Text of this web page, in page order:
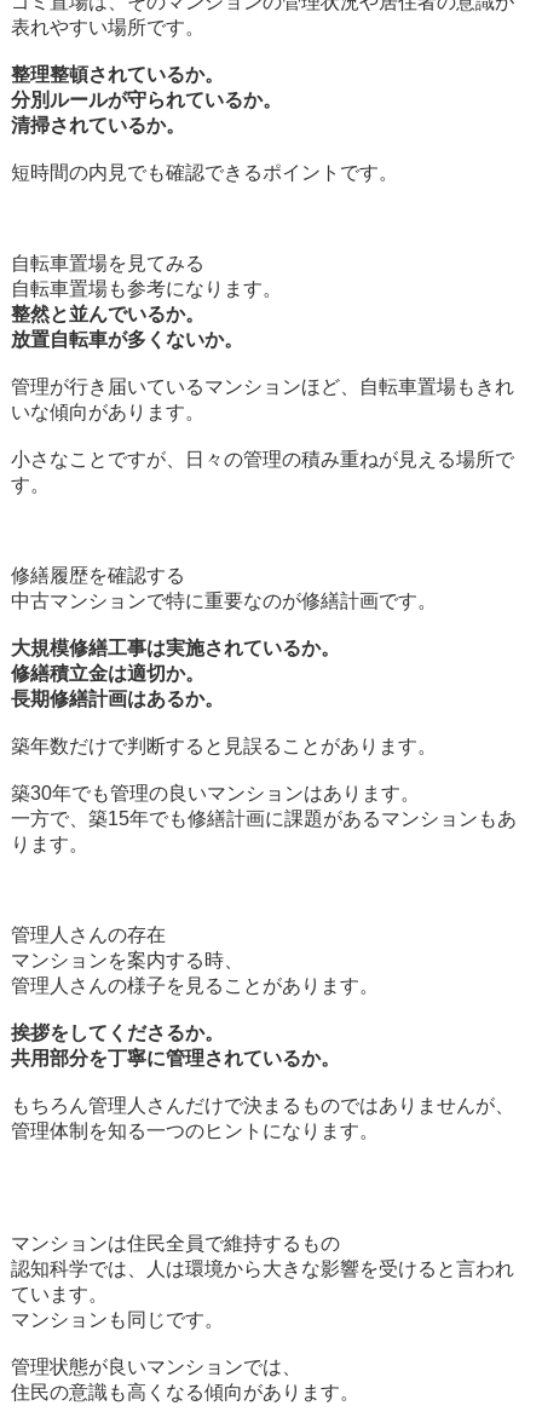
表れやすい場所です。
整理整頓されているか。
分別ルールが守られているか。
清掃されているか。
短時間の内見でも確認できるポイントです。
自転車置場を見てみる
自転車置場も参考になります。
整然と並んでいるか。
放置自転車が多くないか。
管理が行き届いているマンションほど、自転車置場もきれ
いな傾向があります。
小さなことですが、日々の管理の積み重ねが見える場所で
す。
修繕履歴を確認する
中古マンションで特に重要なのが修繕計画です。
大規模修繕工事は実施されているか。
修繕積立金は適切か。
長期修繕計画はあるか。
築年数だけで判断すると見誤ることがあります。
築30年でも管理の良いマンションはあります。
一方で、築15年でも修繕計画に課題があるマンションもあ
ります。
管理人さんの存在
マンションを案内する時、
管理人さんの様子を見ることがあります。
挨拶をしてくださるか。
共用部分を丁寧に管理されているか。
もちろん管理人さんだけで決まるものではありませんが、
管理体制を知る一つのヒントになります。
マンションは住民全員で維持するもの
認知科学では、人は環境から大きな影響を受けると言われ
ています。
マンションも同じです。
管理状態が良いマンションでは、
住民の意識も高くなる傾向があります。